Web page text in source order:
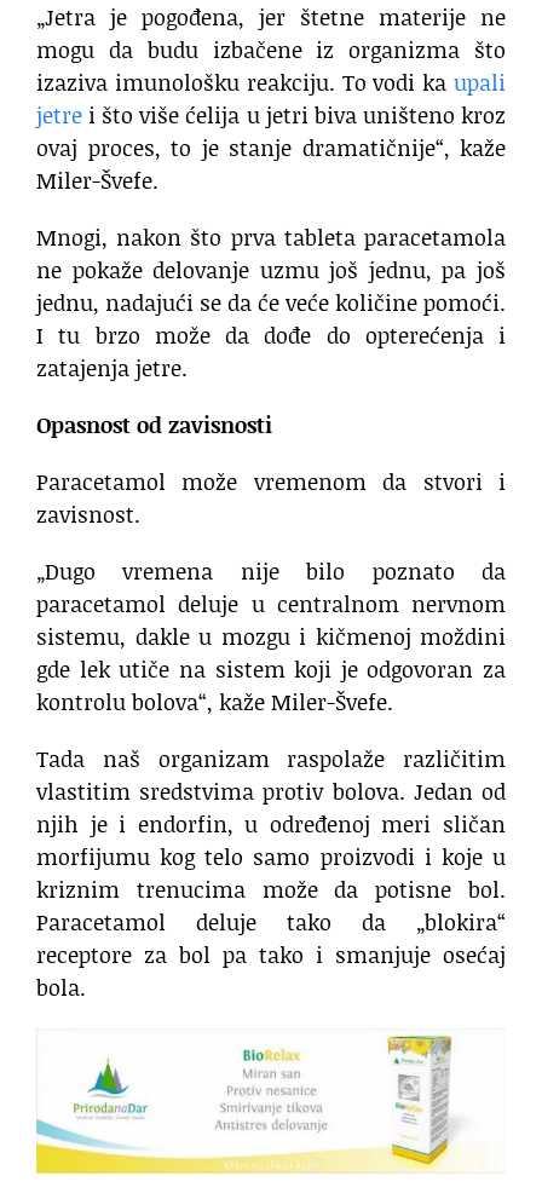
„Jetra je pogođena, jer štetne materije ne
mogu da budu izbačene iz organizma što
izaziva imunološku reakciju. To vodi ka upali
jetre i što više ćelija u jetri biva uništeno kroz
ovaj proces, to je stanje dramatičnije“, kaže
Miler-Švefe.
Mnogi, nakon što prva tableta paracetamola
ne pokaže delovanje uzmu još jednu, pa još
jednu, nadajući se da će veće količine pomoći.
I tu brzo može da dođe do opterećenja i
zatajenja jetre.
Opasnost od zavisnosti
Paracetamol može vremenom da stvori i
zavisnost.
„Dugo vremena nije bilo poznato da
paracetamol deluje u centralnom nervnom
sistemu, dakle u mozgu i kičmenoj moždini
gde lek utiče na sistem koji je odgovoran za
kontrolu bolova“, kaže Miler-Švefe.
Tada naš organizam raspolaže različitim
vlastitim sredstvima protiv bolova. Jedan od
njih je i endorfin, u određenoj meri sličan
morfijumu kog telo samo proizvodi i koje u
kriznim trenucima može da potisne bol.
Paracetamol deluje tako da „blokira“
receptore za bol pa tako i smanjuje osećaj
bola.